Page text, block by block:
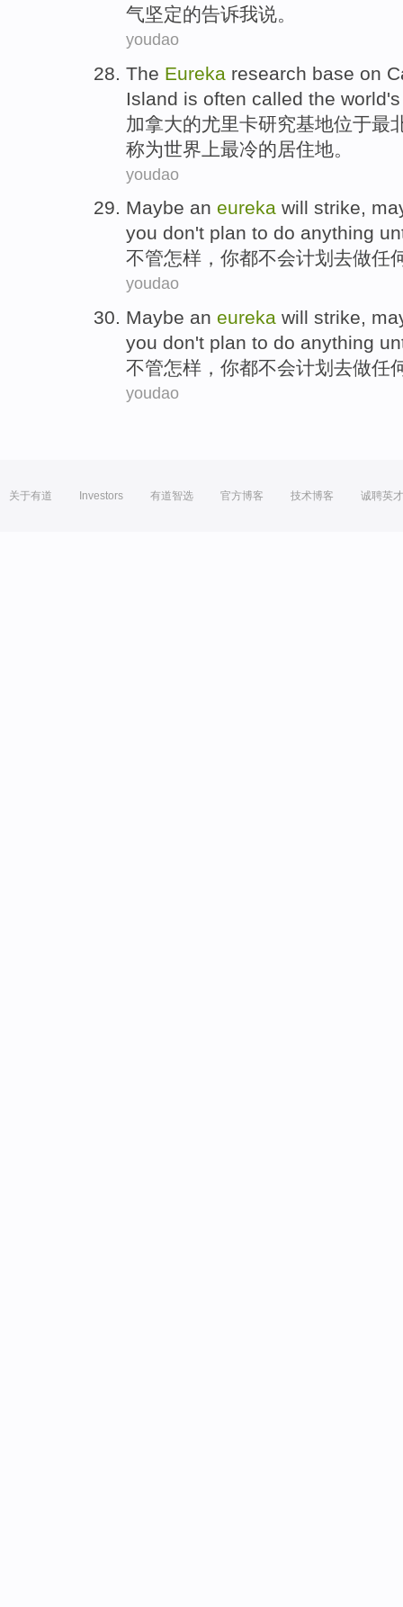
气坚定的告诉我说。
youdao
The Eureka research base on
Island is often called the world
加拿大的尤里卡研究基地位于最
称为世界上最冷的居住地。
youdao
Maybe an eureka will strike,
you don't plan to do anything
不管怎样， 你都不会计划 去做任
youdao
Maybe an eureka will strike,
you don't plan to do anything
不管怎样， 你都不会计划 去做任
youdao
关于有道 Investors 有道智选 官方博客 技术博客 诚聘英才